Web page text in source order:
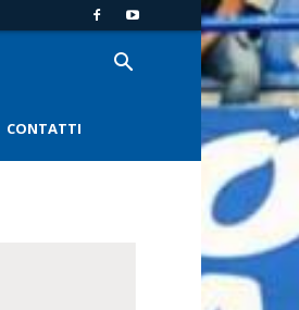
CONTATTI